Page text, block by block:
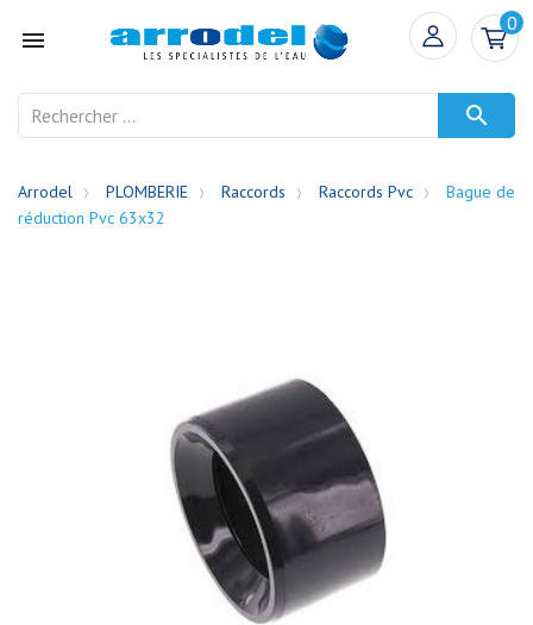

0

Arrodel PLOMBERIE Raccords Raccords Pvc
Bague de
réduction Pvc 63x32